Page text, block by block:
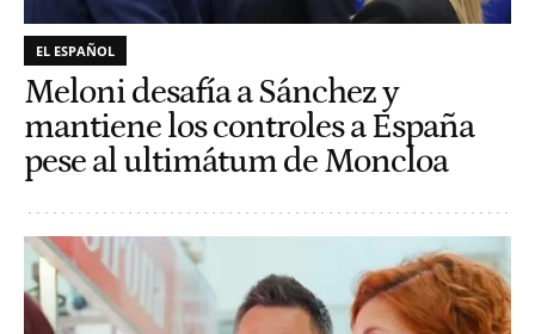
EL ESPAÑOL
Meloni desafía a Sánchez y
mantiene los controles a España
pese al ultimátum de Moncloa